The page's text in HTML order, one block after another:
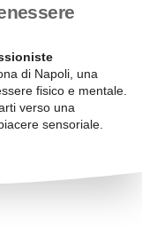
di Napoli, una
fisico e mentale.
verso una
sensoriale.